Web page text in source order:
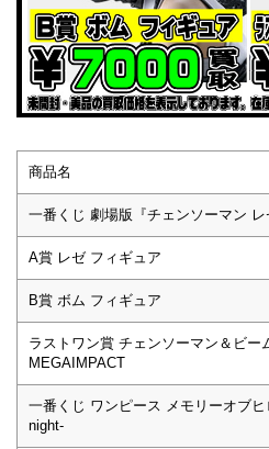
商品名
一番くじ 劇場版『チェンソーマン レ
A賞 レゼ フィギュア
B賞 ボム フィギュア
ラストワン賞 チェンソーマン＆ビー
MEGAIMPACT
一番くじ ワンピース メモリーオブヒ
night-